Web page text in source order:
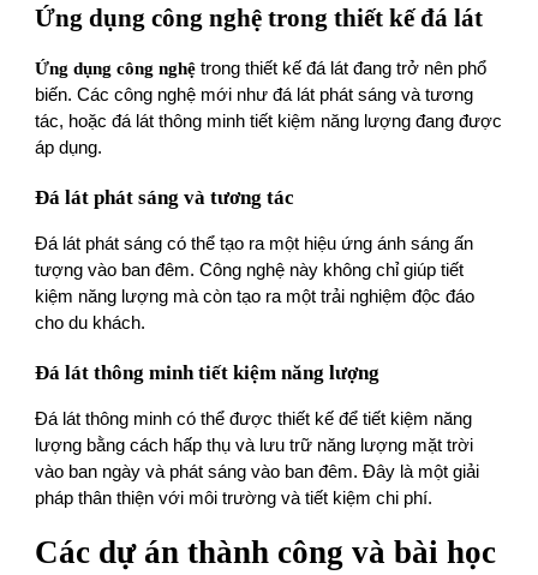
Ứng dụng công nghệ trong thiết kế đá lát
Ứng dụng công nghệ trong thiết kế đá lát đang trở nên phổ
biến. Các công nghệ mới như đá lát phát sáng và tương
tác, hoặc đá lát thông minh tiết kiệm năng lượng đang được
áp dụng.
Đá lát phát sáng và tương tác
Đá lát phát sáng có thể tạo ra một hiệu ứng ánh sáng ấn
tượng vào ban đêm. Công nghệ này không chỉ giúp tiết
kiệm năng lượng mà còn tạo ra một trải nghiệm độc đáo
cho du khách.
Đá lát thông minh tiết kiệm năng lượng
Đá lát thông minh có thể được thiết kế để tiết kiệm năng
lượng bằng cách hấp thụ và lưu trữ năng lượng mặt trời
vào ban ngày và phát sáng vào ban đêm. Đây là một giải
pháp thân thiện với môi trường và tiết kiệm chi phí.
Các dự án thành công và bài học